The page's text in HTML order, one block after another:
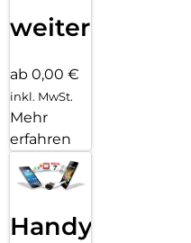
weiter
ab 0,00 €
inkl. MwSt.
Mehr
erfahren
Handy